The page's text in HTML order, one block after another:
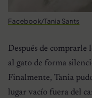
Facebook/Tania Sants
Después de comprarle
al gato de forma
Finalmente, Tania
lugar vacío fuera del